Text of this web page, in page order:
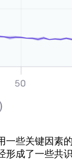
关键因素
成了一些共识